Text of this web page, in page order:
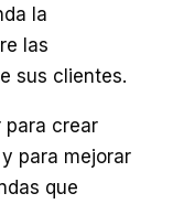
la
las
sus clientes.
para crear
para mejorar
que